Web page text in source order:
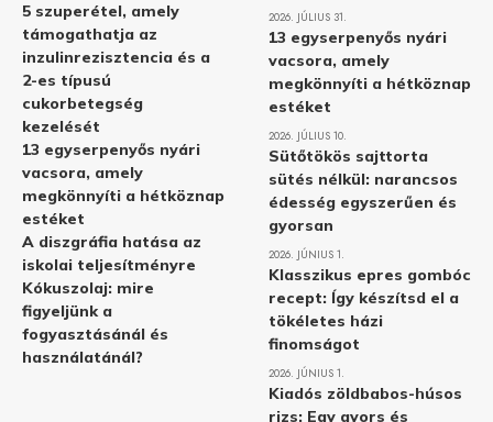
5 szuperétel, amely
támogathatja az
inzulinrezisztencia és a
2-es típusú
cukorbetegség
kezelését
13 egyserpenyős nyári
vacsora, amely
megkönnyíti a hétköznap
estéket
A diszgráfia hatása az
iskolai teljesítményre
Kókuszolaj: mire
figyeljünk a
fogyasztásánál és
használatánál?
2026. JÚLIUS 31.
13 egyserpenyős nyári
vacsora, amely
megkönnyíti a hétköznap
estéket
2026. JÚLIUS 10.
Sütőtökös sajttorta
sütés nélkül: narancsos
édesség egyszerűen és
gyorsan
2026. JÚNIUS 1.
Klasszikus epres gombóc
recept: Így készítsd el a
tökéletes házi
finomságot
2026. JÚNIUS 1.
Kiadós zöldbabos-húsos
rizs: Egy gyors és